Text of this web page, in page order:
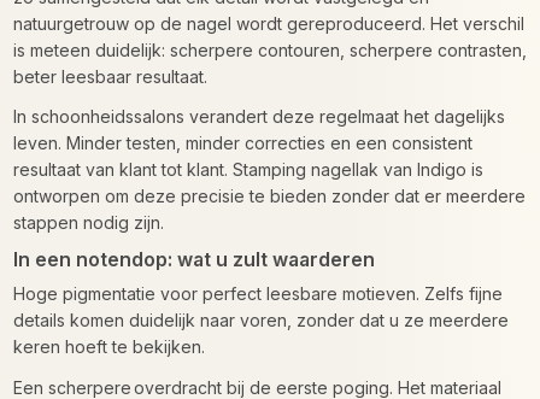
natuurgetrouw op de nagel wordt gereproduceerd. Het verschil
is meteen duidelijk: scherpere contouren, scherpere contrasten,
beter leesbaar resultaat.
In schoonheidssalons verandert deze regelmaat het dagelijks
leven. Minder testen, minder correcties en een consistent
resultaat van klant tot klant. Stamping nagellak van Indigo is
ontworpen om deze precisie te bieden zonder dat er meerdere
stappen nodig zijn.
In een notendop: wat u zult waarderen
Hoge pigmentatie voor perfect leesbare motieven. Zelfs fijne
details komen duidelijk naar voren, zonder dat u ze meerdere
keren hoeft te bekijken.
Een scherpere overdracht bij de eerste poging. Het materiaal